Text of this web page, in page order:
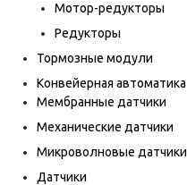
Мотор-редукторы
Редукторы
Тормозные модули
Конвейерная автоматика
Мембранные датчики
Механические датчики
Микроволновые датчики
Датчики